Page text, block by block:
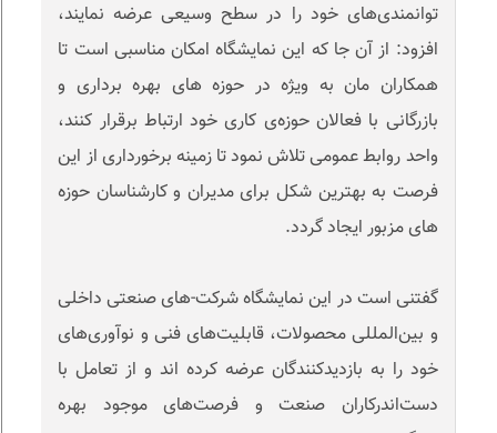
توانمندی‌های خود را در سطح وسیعی عرضه نمایند،
افزود: از آن جا که این نمایشگاه امکان مناسبی است تا
همکاران مان به ویژه در حوزه های بهره برداری و
بازرگانی با فعالان حوزه‌ی کاری خود ارتباط برقرار کنند،
واحد روابط عمومی تلاش نمود تا زمینه برخورداری از این
فرصت به بهترین شکل برای مدیران و کارشناسان حوزه
های مزبور ایجاد گردد.
گفتنی است در این نمایشگاه شرکت-های صنعتی داخلی
و بین‌المللی محصولات، قابلیت‌های فنی و نوآوری‌های
خود را به بازدیدکنندگان عرضه کرده اند و از تعامل با
دست‌اندرکاران صنعت و فرصت‌های موجود بهره